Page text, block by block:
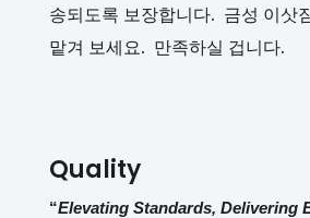
송되도록 보장합니다. 금성 이삿
맡겨 보세요. 만족하실 겁니다.
Quality
“Elevating Standards, Delivering